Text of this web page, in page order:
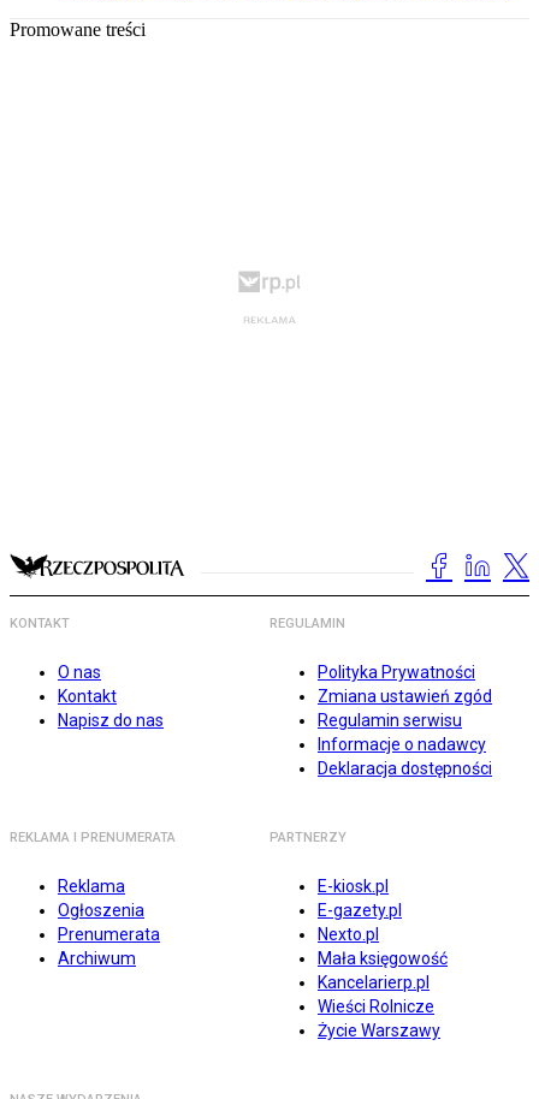
Promowane treści
KONTAKT
O nas
Kontakt
Napisz do nas
REGULAMIN
Polityka Prywatności
Zmiana ustawień zgód
Regulamin serwisu
Informacje o nadawcy
Deklaracja dostępności
REKLAMA I PRENUMERATA
Reklama
Ogłoszenia
Prenumerata
Archiwum
PARTNERZY
E-kiosk.pl
E-gazety.pl
Nexto.pl
Mała księgowość
Kancelarierp.pl
Wieści Rolnicze
Życie Warszawy